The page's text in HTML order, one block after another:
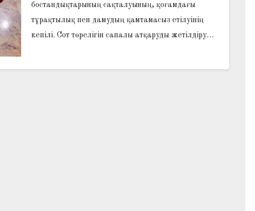
бостандықтарының сақталуының, қоғамдағы
тұрақтылық пен дамудың қамтамасыз етілуінің
кепілі. Сот төрелігін сапалы атқаруды жетілдіру…